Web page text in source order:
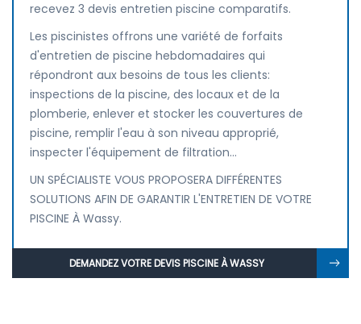
recevez 3 devis entretien piscine comparatifs.
Les piscinistes offrons une variété de forfaits
d'entretien de piscine hebdomadaires qui
répondront aux besoins de tous les clients:
inspections de la piscine, des locaux et de la
plomberie, enlever et stocker les couvertures de
piscine, remplir l'eau à son niveau approprié,
inspecter l'équipement de filtration...
UN SPÉCIALISTE VOUS PROPOSERA DIFFÉRENTES
SOLUTIONS AFIN DE GARANTIR L'ENTRETIEN DE VOTRE
PISCINE À Wassy.
DEMANDEZ VOTRE DEVIS PISCINE À WASSY